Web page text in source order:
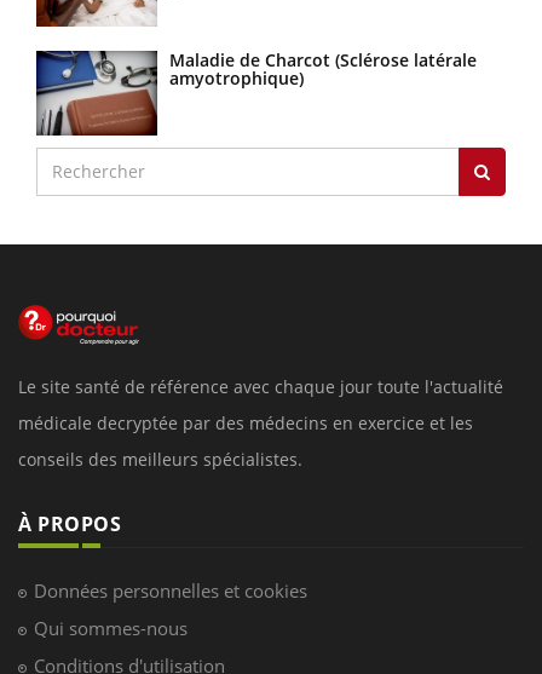
Maladie de Charcot (Sclérose latérale
amyotrophique)
Le site santé de référence avec chaque jour toute l'actualité
médicale decryptée par des médecins en exercice et les
conseils des meilleurs spécialistes.
À PROPOS
Données personnelles et cookies
Qui sommes-nous
Conditions d'utilisation